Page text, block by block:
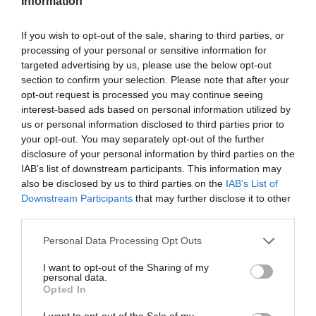
If you wish to opt-out of the sale, sharing to third parties, or
processing of your personal or sensitive information for
targeted advertising by us, please use the below opt-out
section to confirm your selection. Please note that after your
opt-out request is processed you may continue seeing
interest-based ads based on personal information utilized by
us or personal information disclosed to third parties prior to
your opt-out. You may separately opt-out of the further
disclosure of your personal information by third parties on the
IAB’s list of downstream participants. This information may
also be disclosed by us to third parties on the IAB’s List of
Downstream Participants that may further disclose it to other
Personal Data Processing Opt Outs
I want to opt-out of the Sharing of my
personal data.
Opted In
Gerai ištirtas marso regionas
Pristatyta nauja „Microsoft
versija
„Microsoft“ pristatė atnaujintą biuro programų
„Office“ vartotojų peržiūrai. Naujasis
leidimas geriau pritaikytas darbui su
jautriais prietaisais, taip pat jis turi
socialinių tinklų funkcijas, o
„Office“ nustatymai automatiškai
„SkyDrive“ debesijos saugykloje.
Naująjį „Office“ paleidus planšetiniame
ar atitolinti dokumentą naujajame „Office“ galima suglaudžiant arba
pirštus ant ekrano. Naudodamiesi lietimo plunksna su naujuoju